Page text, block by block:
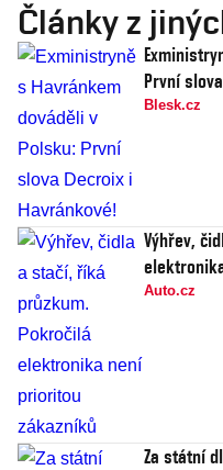
Články z
První
Blesk.cz
Výhřev,
Auto.cz
Za státní